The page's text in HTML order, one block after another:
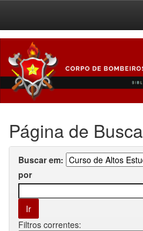
navigation
Página de Busca
Buscar em:
por
Filtros correntes: